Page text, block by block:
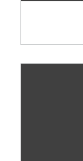
Bloc
zone
intérieur et
m2,